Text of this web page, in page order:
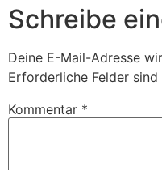
Schreibe
Deine E-Mail-Adresse
Erforderliche Felder sind
Kommentar *